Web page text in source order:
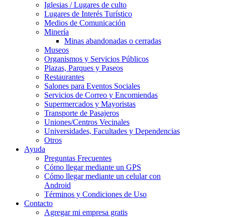
Iglesias / Lugares de culto
Lugares de Interés Turístico
Medios de Comunicación
Minería
Minas abandonadas o cerradas
Museos
Organismos y Servicios Públicos
Plazas, Parques y Paseos
Restaurantes
Salones para Eventos Sociales
Servicios de Correo y Encomiendas
Supermercados y Mayoristas
Transporte de Pasajeros
Uniones/Centros Vecinales
Universidades, Facultades y Dependencias
Otros
Ayuda
Preguntas Frecuentes
Cómo llegar mediante un GPS
Cómo llegar mediante un celular con
Android
Términos y Condiciones de Uso
Contacto
Agregar mi empresa gratis